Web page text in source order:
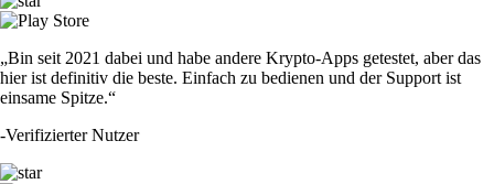
„Bin seit 2021 dabei und habe andere Krypto-Apps getestet, aber das
hier ist definitiv die beste. Einfach zu bedienen und der Support ist
einsame Spitze.“
-Verifizierter Nutzer